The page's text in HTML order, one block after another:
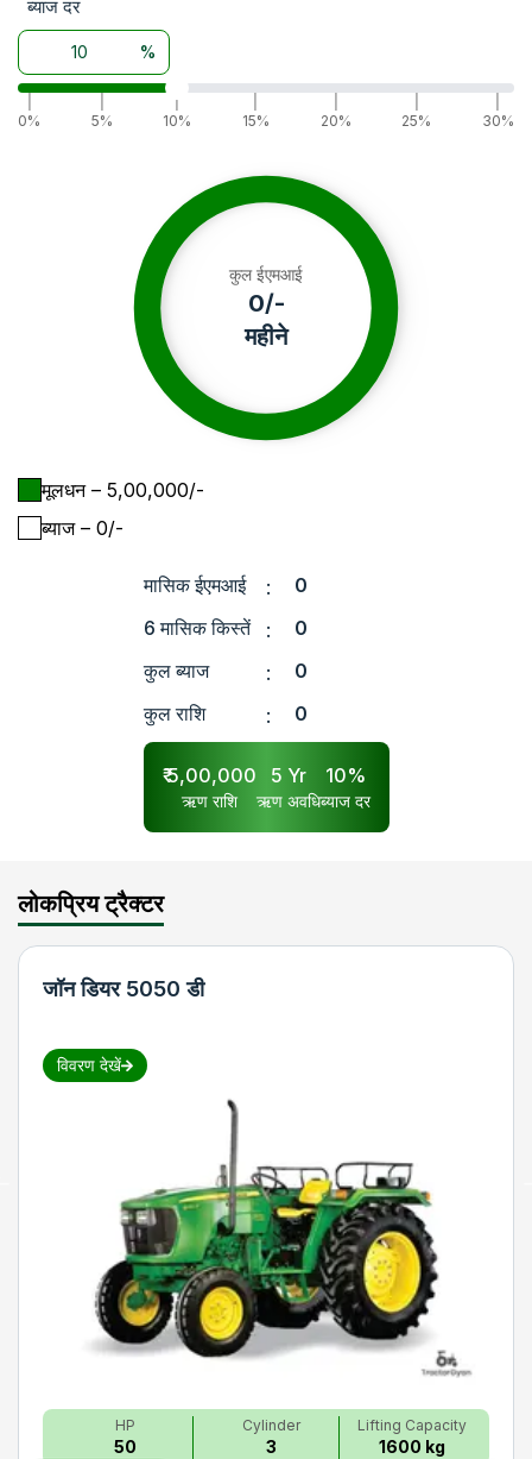
ब्याज दर
%
0%
5%
|
10%
15%
20%
25%
30%
कुल ईएमआई
0/-
महीने
मूलधन– ₹ 5,00,000/-
ब्याज– ₹ 0/-
मासिक ईएमआई :
0
6 मासिक किस्तें
:
0
कुल ब्याज
:
0
कुल राशि
: 0
₹5,00,000
ऋण राशि
5 Yr
ऋण अवधि
10%
ब्याज दर
लोकप्रिय ट्रैक्टर
जॉन डियर 5050 डी
विवरण देखें
HP
50
Cylinder
3
Lifting Capacity
1600 kg